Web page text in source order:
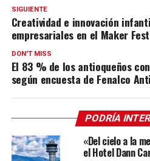
SIGUIENTE
Creatividad e innovación
empresariales en el Maker
DON'T MISS
El 83 % de los antioqueños
según encuesta de Fenalco
PODRÍA
«Del cielo a la
el Hotel Dann